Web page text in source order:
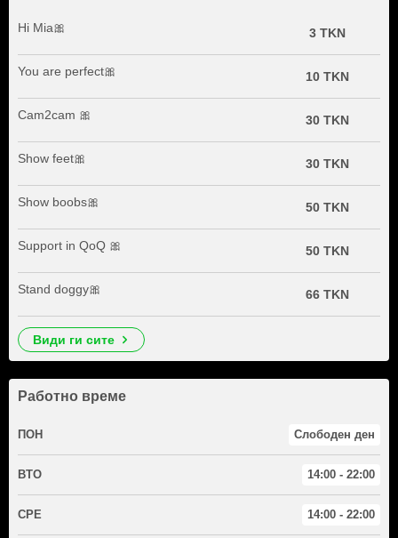
Hi Mia🎀 3 TKN
You are perfect🎀 10 TKN
Cam2cam 🎀 30 TKN
Show feet🎀 30 TKN
Show boobs🎀 50 TKN
Support in QoQ 🎀 50 TKN
Stand doggy🎀 66 TKN
види ги сите
Работно време
ПОН Слободен ден
ВТО 14:00 - 22:00
СРЕ 14:00 - 22:00